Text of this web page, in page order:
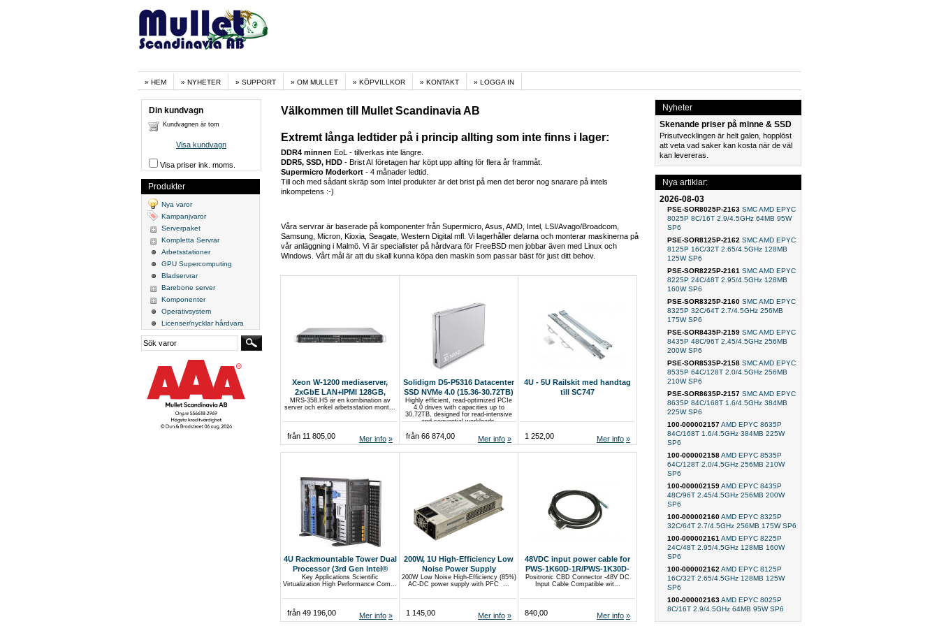
HEM NYHETER SUPPORT OM MULLET KÖPVILLKOR KONTAKT LOGGA IN
Välkommen till Mullet Scandinavia AB
Extremt långa ledtider på i princip allting som inte finns i lager:
DDR4 minnen EoL - tillverkas inte längre.
DDR5, SSD, HDD - Brist AI företagen har köpt upp allting för flera år frammåt.
Supermicro Moderkort - 4 månader ledtid.
Till och med sådant skräp som Intel produkter är det brist på men det beror nog snarare på intels
inkompetens :-)
Våra servrar är baserade på komponenter från Supermicro, Asus, AMD, Intel, LSI/Avago/Broadcom,
Samsung, Micron, Kioxia, Seagate, Western Digital mfl. Vi lagerhåller delarna och monterar maskinerna på
vår anläggning i Malmö. Vi är specialister på hårdvara för FreeBSD men jobbar även med Linux och
Windows. Vårt mål är att du skall kunna köpa den maskin som passar bäst för just ditt behov.
Xeon W-1200 mediaserver,
2xGbE LAN+IPMI 128GB,
VGA,DVI,2xDP 4x 3.5"
MRS-358.H5 är en kombination av
server och enkel arbetsstation mont...
från 11 805,00 Mer info
Solidigm D5-P5316 Datacenter
SSD NVMe 4.0 (15.36-30.72TB)
QLC U.2 15mm (<0.5 DWPD)
Highly efficient, read-optimized PCIe
4.0 drives with capacities up to
30.72TB, designed for read-intensive
and sequential workloads.
från 66 874,00 Mer info
4U - 5U Railskit med handtag
till SC747
1 252,00 Mer info
4U Rackmountable Tower Dual
Processor (3rd Gen Intel®
Xeon®) Workstation with 4
PCIe GPUs
Key Applications Scientific
Virtualization High Performance Com...
från 49 196,00 Mer info
200W, 1U High-Efficiency Low
Noise Power Supply
200W Low Noise High-Efficiency (85%)
AC-DC power supply with PFC ...
1 145,00 Mer info
48VDC input power cable for
PWS-1K60D-1R/PWS-1K30D-
1R, 4M, 8
Positronic CBD Connector -48V DC
Input Cable Compatible wit...
840,00 Mer info
Din kundvagn
Kundvagnen är tom
Visa kundvagn
Visa priser ink. moms.
Produkter
Nya varor
Kampanjvaror
Serverpaket
Kompletta Servrar
Arbetsstationer
GPU Supercomputing
Bladservrar
Barebone server
Komponenter
Operativsystem
Licenser/nycklar hårdvara
Nyheter
Skenande priser på minne & SSD
Prisutvecklingen är helt galen, hopplöst
att veta vad saker kan kosta när de väl
kan levereras.
Nya artiklar:
2026-08-03
PSE-SOR8025P-2163 SMC AMD EPYC
8025P 8C/16T 2.9/4.5GHz 64MB 95W
SP6
PSE-SOR8125P-2162 SMC AMD EPYC
8125P 16C/32T 2.65/4.5GHz 128MB
125W SP6
PSE-SOR8225P-2161 SMC AMD EPYC
8225P 24C/48T 2.95/4.5GHz 128MB
160W SP6
PSE-SOR8325P-2160 SMC AMD EPYC
8325P 32C/64T 2.7/4.5GHz 256MB
175W SP6
PSE-SOR8435P-2159 SMC AMD EPYC
8435P 48C/96T 2.45/4.5GHz 256MB
200W SP6
PSE-SOR8535P-2158 SMC AMD EPYC
8535P 64C/128T 2.0/4.5GHz 256MB
210W SP6
PSE-SOR8635P-2157 SMC AMD EPYC
8635P 84C/168T 1.6/4.5GHz 384MB
225W SP6
100-000002157 AMD EPYC 8635P
84C/168T 1.6/4.5GHz 384MB 225W
SP6
100-000002158 AMD EPYC 8535P
64C/128T 2.0/4.5GHz 256MB 210W
SP6
100-000002159 AMD EPYC 8435P
48C/96T 2.45/4.5GHz 256MB 200W
SP6
100-000002160 AMD EPYC 8325P
32C/64T 2.7/4.5GHz 256MB 175W SP6
100-000002161 AMD EPYC 8225P
24C/48T 2.95/4.5GHz 128MB 160W
SP6
100-000002162 AMD EPYC 8125P
16C/32T 2.65/4.5GHz 128MB 125W
SP6
100-000002163 AMD EPYC 8025P
8C/16T 2.9/4.5GHz 64MB 95W SP6